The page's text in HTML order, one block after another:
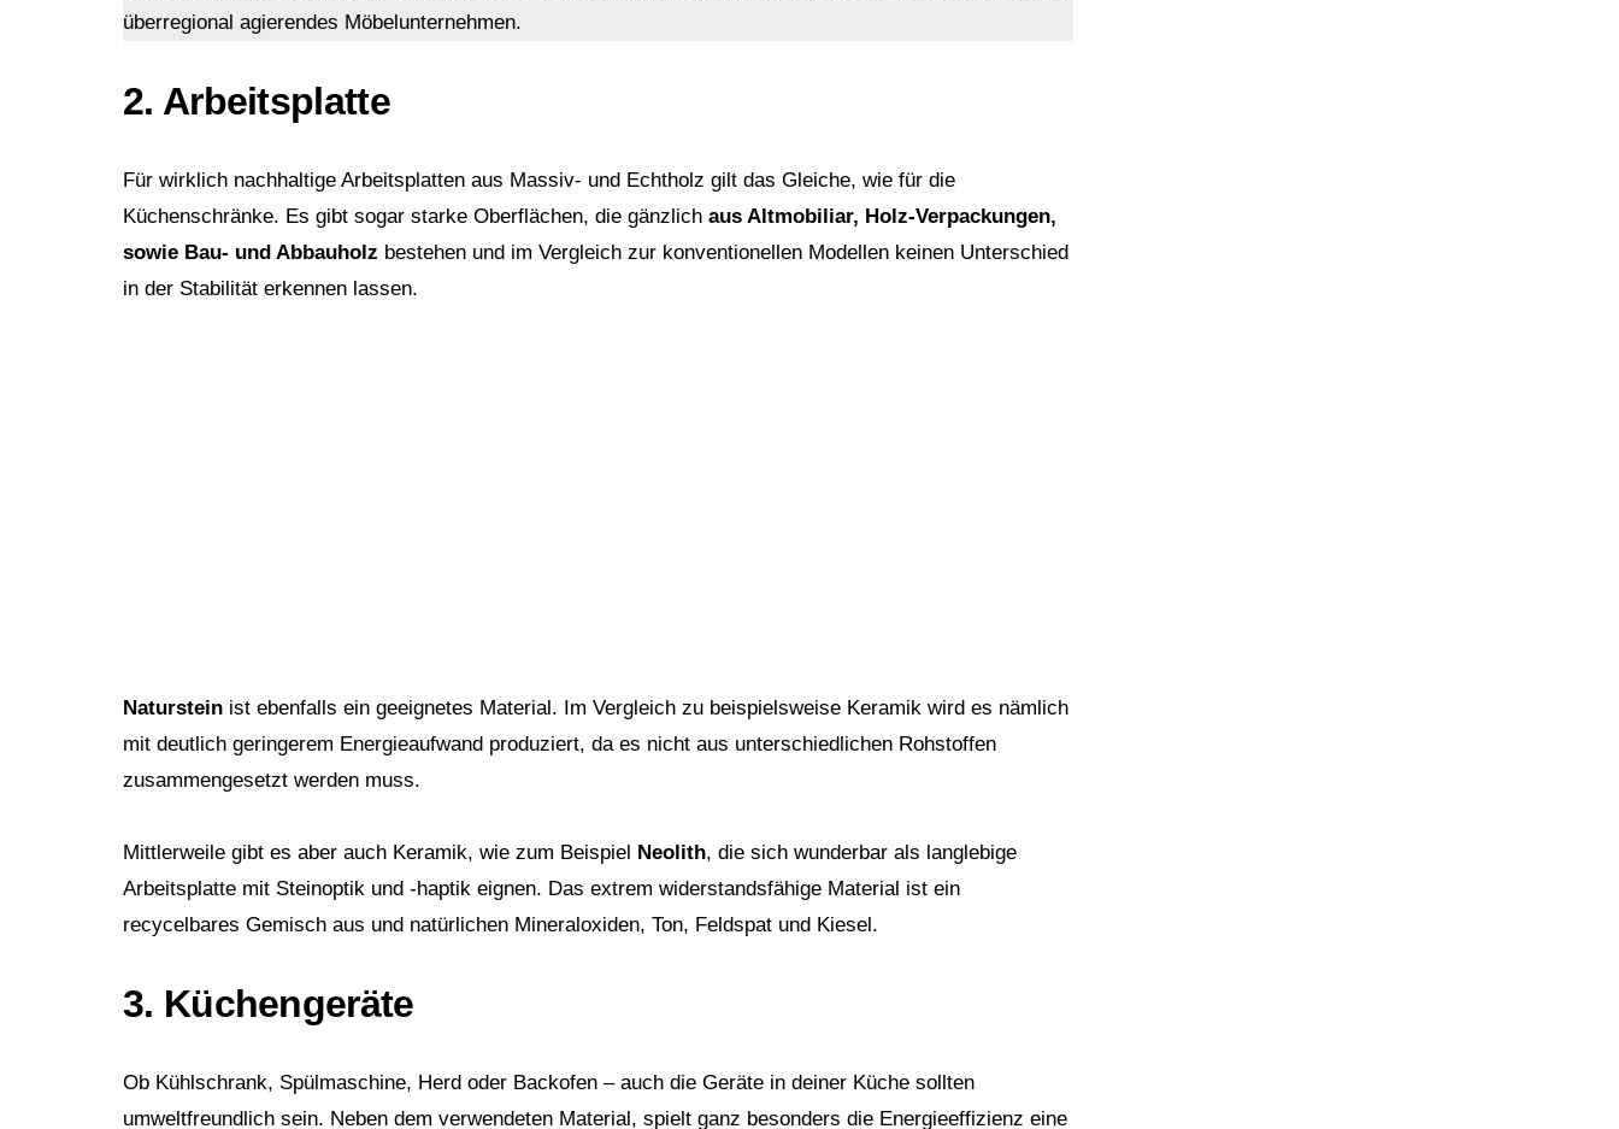
überregional agierendes Möbelunternehmen.
2. Arbeitsplatte
Für wirklich nachhaltige Arbeitsplatten aus Massiv- und Echtholz gilt das Gleiche, wie für die
Küchenschränke. Es gibt sogar starke Oberflächen, die gänzlich aus Altmobiliar, Holz-Verpackungen,
sowie Bau- und Abbauholz bestehen und im Vergleich zur konventionellen Modellen keinen Unterschied
in der Stabilität erkennen lassen.
Naturstein ist ebenfalls ein geeignetes Material. Im Vergleich zu beispielsweise Keramik wird es nämlich
mit deutlich geringerem Energieaufwand produziert, da es nicht aus unterschiedlichen Rohstoffen
zusammengesetzt werden muss.
Mittlerweile gibt es aber auch Keramik, wie zum Beispiel Neolith, die sich wunderbar als langlebige
Arbeitsplatte mit Steinoptik und -haptik eignen. Das extrem widerstandsfähige Material ist ein
recycelbares Gemisch aus und natürlichen Mineraloxiden, Ton, Feldspat und Kiesel.
3. Küchengeräte
Ob Kühlschrank, Spülmaschine, Herd oder Backofen – auch die Geräte in deiner Küche sollten
umweltfreundlich sein. Neben dem verwendeten Material, spielt ganz besonders die Energieeffizienz eine